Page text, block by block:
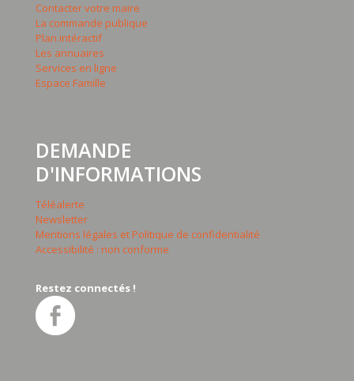
Contacter votre maire
La commande publique
Plan intéractif
Les annuaires
Services en ligne
Espace Famille
DEMANDE
D'INFORMATIONS
Téléalerte
Newsletter
Mentions légales et Politique de confidentialité
Accessibilité : non conforme
Restez connectés !